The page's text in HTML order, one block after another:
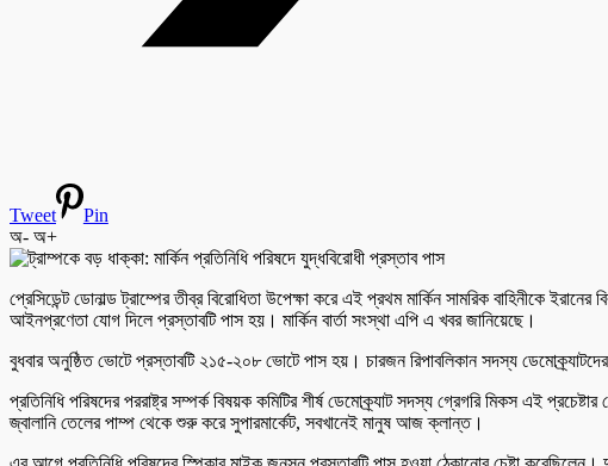
Tweet
Pin
অ- অ+
প্রেসিডেন্ট ডোনাল্ড ট্রাম্পের তীব্র বিরোধিতা উপেক্ষা করে এই প্রথম মার্কিন সামরিক বাহিনীকে
আইনপ্রণেতা যোগ দিলে প্রস্তাবটি পাস হয়। মার্কিন বার্তা সংস্থা এপি এ খবর জানিয়েছে।
বুধবার অনুষ্ঠিত ভোটে প্রস্তাবটি ২১৫-২০৮ ভোটে পাস হয়। চারজন রিপাবলিকান সদস্য
প্রতিনিধি পরিষদের পররাষ্ট্র সম্পর্ক বিষয়ক কমিটির শীর্ষ ডেমোক্র্যাট সদস্য গ্রেগরি মিকস এই
জ্বালানি তেলের পাম্প থেকে শুরু করে সুপারমার্কেট, সবখানেই মানুষ আজ ক্লান্ত।